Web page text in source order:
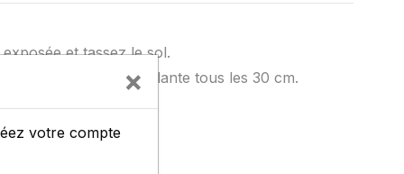
et tassez le sol.
en semant une plante tous les 30 cm.
en pots.
×
votre compte